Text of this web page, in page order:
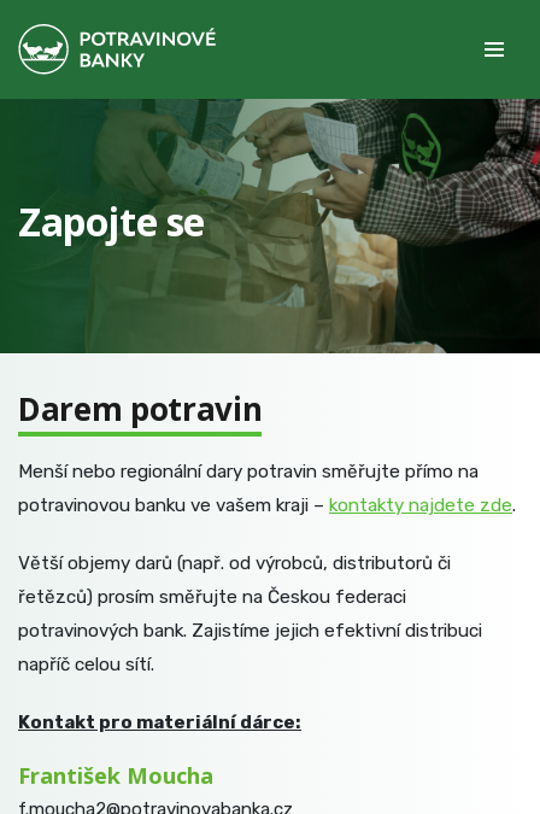
Zapojte se
Darem potravin
Menší nebo regionální dary potravin směřujte přímo na
potravinovou banku ve vašem kraji – kontakty najdete zde.
Větší objemy darů (např. od výrobců, distributorů či
řetězců) prosím směřujte na Českou federaci
potravinových bank. Zajistíme jejich efektivní distribuci
napříč celou sítí.
Kontakt pro materiální dárce:
František Moucha
f.moucha2@potravinovabanka.cz